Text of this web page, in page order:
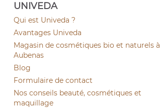
UNIVEDA
Qui est Univeda ?
Avantages Univeda
Magasin de cosmétiques bio et naturels à
Aubenas
Blog
Formulaire de contact
Nos conseils beauté, cosmétiques et
maquillage